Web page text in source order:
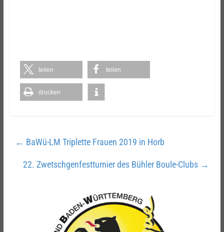
teilen teilen
drucken
← BaWü-LM Triplette Frauen 2019 in Horb
22. Zwetschgenfestturnier des Bühler Boule-Clubs →